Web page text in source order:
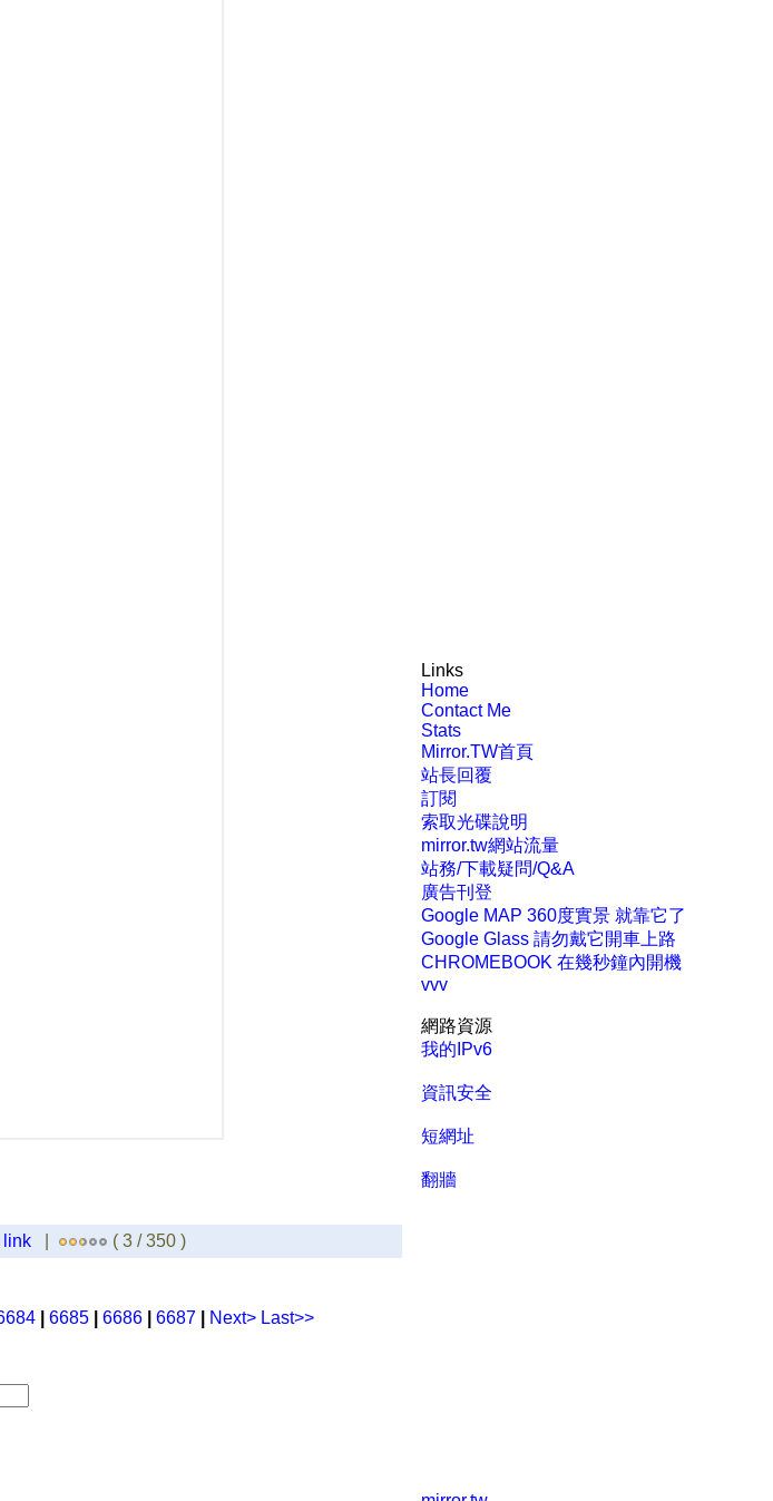
link ( 3 / 350 )
6685 6686 6687 Next> Last>>
Links
Home
Contact Me
Stats
Mirror.TW首頁
站長回覆
訂閱
索取光碟說明
mirror.tw網站流量
站務/下載疑問/Q&A
廣告刊登
Google MAP 360度實景 就靠它了
Google Glass 請勿戴它開車上路
CHROMEBOOK 在幾秒鐘內開機
vvv
網路資源
我的IPv6
資訊安全
短網址
翻牆